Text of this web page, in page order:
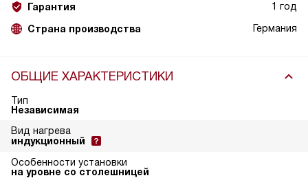
Гарантия 1 год
Страна производства Германия
ОБЩИЕ ХАРАКТЕРИСТИКИ
Тип
Независимая
Вид нагрева
индукционный
Особенности установки
на уровне со столешницей